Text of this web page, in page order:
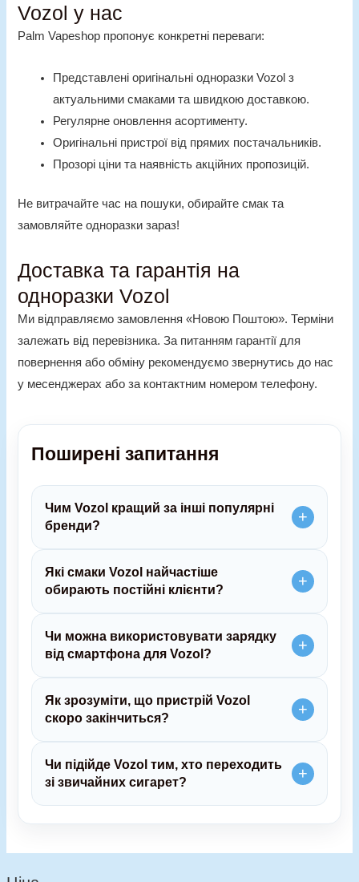
Vozol у нас
Palm Vapeshop пропонує конкретні переваги:
Представлені оригінальні одноразки Vozol з
актуальними смаками та швидкою доставкою.
Регулярне оновлення асортименту.
Оригінальні пристрої від прямих постачальників.
Прозорі ціни та наявність акційних пропозицій.
Не витрачайте час на пошуки, обирайте смак та
замовляйте одноразки зараз!
Доставка та гарантія на
одноразки Vozol
Ми відправляємо замовлення «Новою Поштою». Терміни
залежать від перевізника. За питанням гарантії для
повернення або обміну рекомендуємо звернутись до нас
у месенджерах або за контактним номером телефону.
Поширені запитання
Чим Vozol кращий за інші популярні
бренди?
Які смаки Vozol найчастіше
обирають постійні клієнти?
Чи можна використовувати зарядку
від смартфона для Vozol?
Як зрозуміти, що пристрій Vozol
скоро закінчиться?
Чи підійде Vozol тим, хто переходить
зі звичайних сигарет?